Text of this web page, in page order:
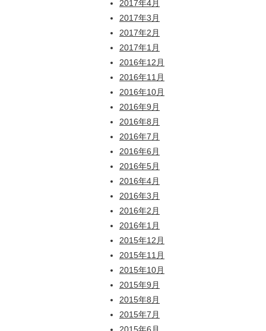
2017年4月
2017年3月
2017年2月
2017年1月
2016年12月
2016年11月
2016年10月
2016年9月
2016年8月
2016年7月
2016年6月
2016年5月
2016年4月
2016年3月
2016年2月
2016年1月
2015年12月
2015年11月
2015年10月
2015年9月
2015年8月
2015年7月